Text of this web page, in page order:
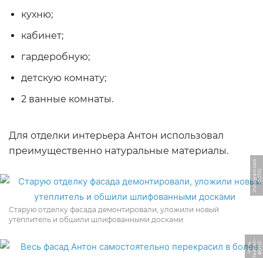
кухню;
кабинет;
гардеробную;
детскую комнату;
2 ванные комнаты.
Для отделки интерьера Антон использовал
преимущественно натуральные материалы.
Ф
О
Т
О:
i
n
s
t
a
g
r
a
m.
c
o
m
Старую отделку фасада демонтировали, уложили новый
утеплитель и обшили шлифованными досками
Ф
О
Т
О:
f
a
s
hi
o
n
-i
n
t.
r
u